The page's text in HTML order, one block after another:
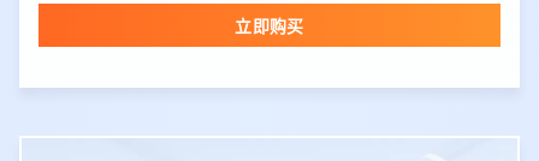
立即购买